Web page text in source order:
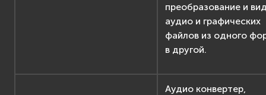
преобразование и
аудио и графических
файлов из одного
в другой.
Аудио конвертер,